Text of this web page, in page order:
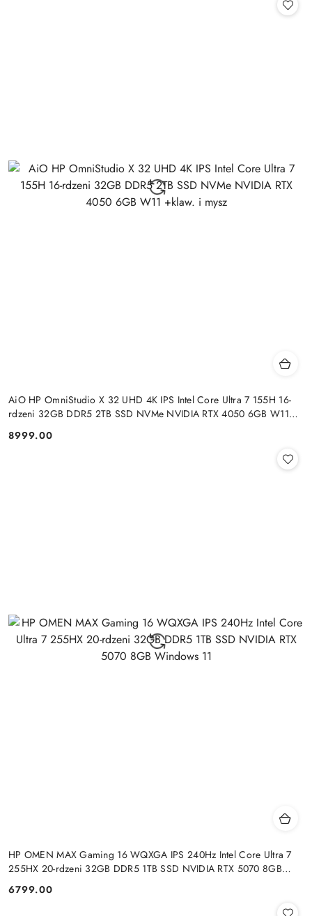
AiO HP OmniStudio X 32 UHD 4K IPS Intel Core Ultra 7 155H 16-
rdzeni 32GB DDR5 2TB SSD NVMe NVIDIA RTX 4050 6GB W11
Cena:
8999.00
HP OMEN MAX Gaming 16 WQXGA IPS 240Hz Intel Core Ultra 7
255HX 20-rdzeni 32GB DDR5 1TB SSD NVIDIA RTX 5070 8GB
Cena:
6799.00